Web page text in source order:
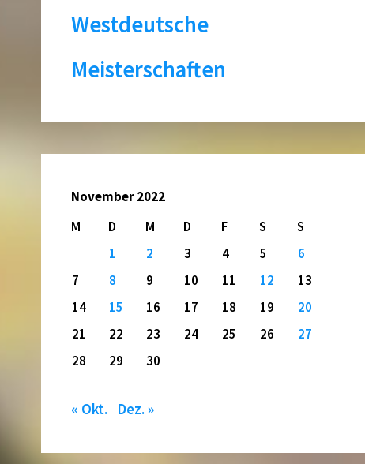
Westdeutsche
Meisterschaften
November 2022
M
D M D F S
S
1
2 3 4 5
6
7
8 9 10 11 12
13
14
15 16 17 18 19
20
21
22 23 24 25 26
27
28
29 30
« Okt. Dez. »